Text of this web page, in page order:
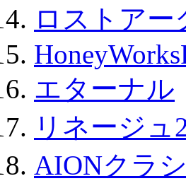
ロストアー
エターナル
リネージュ
AIONクラ